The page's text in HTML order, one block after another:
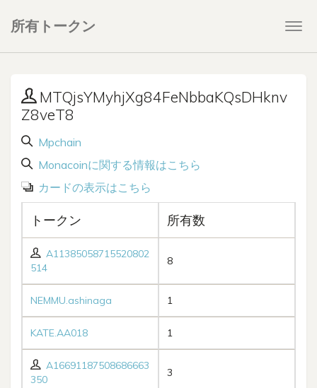
所有トークン
MTQjsYMyhjXg84FeNbbaKQsDHknv
Z8veT8
Mpchain
Monacoinに関する情報はこちら
カードの表示はこちら
トークン 所有数
A11385058715520802
514
8
NEMMU.ashinaga 1
KATE.AA018 1
A16691187508686663
350
3